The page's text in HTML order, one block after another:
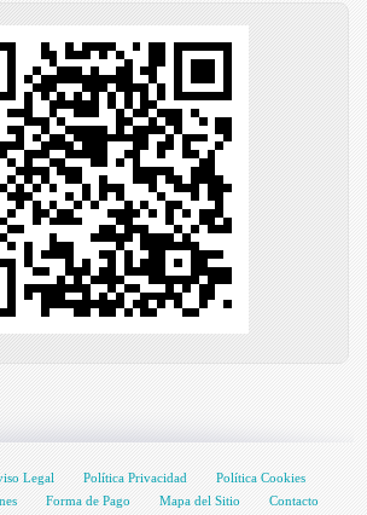
Legal Política Privacidad
Política Cookies
Forma de Pago Mapa del Sitio Contacto